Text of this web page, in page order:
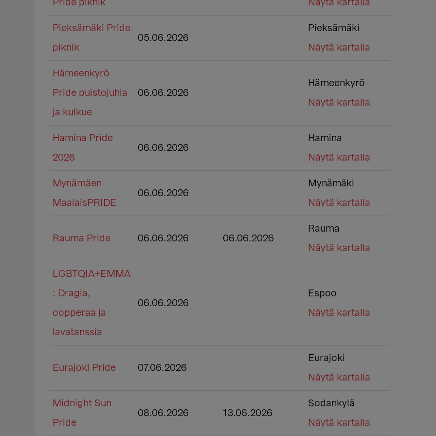
Pride piknik
Näytä kartalla
Pieksämäki Pride
piknik
05.06.2026
Pieksämäki
Näytä kartalla
Hämeenkyrö
Pride puistojuhla
ja kulkue
06.06.2026
Hämeenkyrö
Näytä kartalla
Hamina Pride
2026
06.06.2026
Hamina
Näytä kartalla
Mynämäen
MaalaisPRIDE
06.06.2026
Mynämäki
Näytä kartalla
Rauma Pride 06.06.2026 06.06.2026
Rauma
Näytä kartalla
LGBTQIA+EMMA
: Dragia,
oopperaa ja
lavatanssia
06.06.2026
Espoo
Näytä kartalla
Eurajoki Pride 07.06.2026
Eurajoki
Näytä kartalla
Midnight Sun
Pride
08.06.2026 13.06.2026
Sodankylä
Näytä kartalla